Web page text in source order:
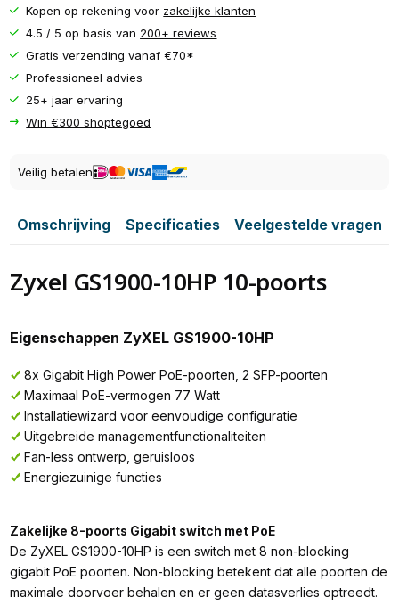
Kopen op rekening voor zakelijke klanten
4.5 / 5 op basis van 200+ reviews
Gratis verzending vanaf€70*
Professioneel advies
25+ jaar ervaring
Win €300 shoptegoed
Veilig betalen
Omschrijving Specificaties Veelgestelde vragen
Zyxel GS1900-10HP 10-poorts
Eigenschappen ZyXEL GS1900-10HP
8x Gigabit High Power PoE-poorten, 2 SFP-poorten
Maximaal PoE-vermogen 77 Watt
Installatiewizard voor eenvoudige configuratie
Uitgebreide managementfunctionaliteiten
Fan-less ontwerp, geruisloos
Energiezuinige functies
Zakelijke 8-poorts Gigabit switch met PoE
De ZyXEL GS1900-10HP is een switch met 8 non-blocking
gigabit PoE poorten. Non-blocking betekent dat alle poorten de
maximale doorvoer behalen en er geen datasverlies optreedt.